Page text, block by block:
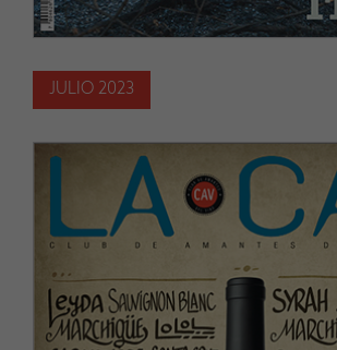
JULIO 2023